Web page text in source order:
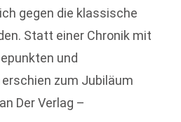
gegen die klassische
Statt einer Chronik mit
und
zum Jubiläum
Der Verlag –